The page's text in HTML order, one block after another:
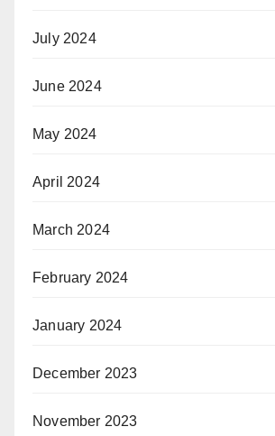
July 2024
June 2024
May 2024
April 2024
March 2024
February 2024
January 2024
December 2023
November 2023